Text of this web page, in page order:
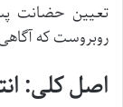
تعیین حضانت
روبروست که
اصل کلی: